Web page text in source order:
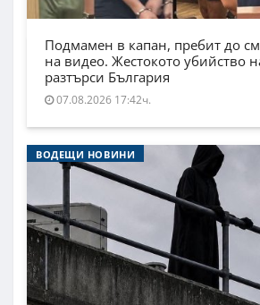
Подмамен в капан, пребит до
на видео. Жестокото убийство
разтърси България
07.08.2026 17:42ч.
ВОДЕЩИ НОВИНИ